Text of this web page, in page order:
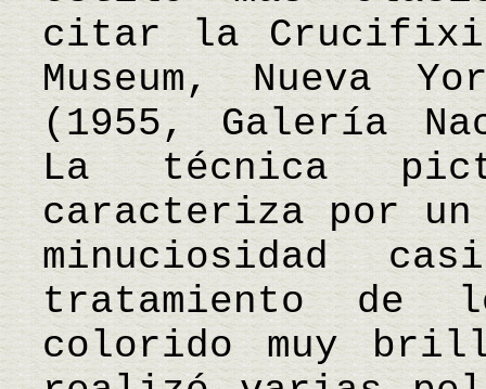
citar la
Museum, Nueva
(1955, Galería
La técnica
caracteriza por
minuciosidad
tratamiento de
colorido muy